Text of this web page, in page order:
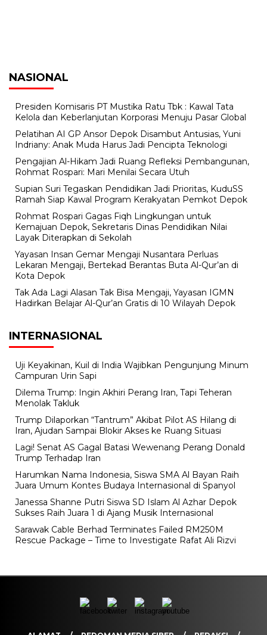
NASIONAL
Presiden Komisaris PT Mustika Ratu Tbk : Kawal Tata
Kelola dan Keberlanjutan Korporasi Menuju Pasar Global
Pelatihan AI GP Ansor Depok Disambut Antusias, Yuni
Indriany: Anak Muda Harus Jadi Pencipta Teknologi
Pengajian Al-Hikam Jadi Ruang Refleksi Pembangunan,
Rohmat Rospari: Mari Menilai Secara Utuh
Supian Suri Tegaskan Pendidikan Jadi Prioritas, KuduSS
Ramah Siap Kawal Program Kerakyatan Pemkot Depok
Rohmat Rospari Gagas Fiqh Lingkungan untuk
Kemajuan Depok, Sekretaris Dinas Pendidikan Nilai
Layak Diterapkan di Sekolah
Yayasan Insan Gemar Mengaji Nusantara Perluas
Lekaran Mengaji, Bertekad Berantas Buta Al-Qur’an di
Kota Depok
Tak Ada Lagi Alasan Tak Bisa Mengaji, Yayasan IGMN
Hadirkan Belajar Al-Qur’an Gratis di 10 Wilayah Depok
INTERNASIONAL
Uji Keyakinan, Kuil di India Wajibkan Pengunjung Minum
Campuran Urin Sapi
Dilema Trump: Ingin Akhiri Perang Iran, Tapi Teheran
Menolak Takluk
Trump Dilaporkan “Tantrum” Akibat Pilot AS Hilang di
Iran, Ajudan Sampai Blokir Akses ke Ruang Situasi
Lagi! Senat AS Gagal Batasi Wewenang Perang Donald
Trump Terhadap Iran
Harumkan Nama Indonesia, Siswa SMA Al Bayan Raih
Juara Umum Kontes Budaya Internasional di Spanyol
Janessa Shanne Putri Siswa SD Islam Al Azhar Depok
Sukses Raih Juara 1 di Ajang Musik Internasional
Sarawak Cable Berhad Terminates Failed RM250M
Rescue Package – Time to Investigate Rafat Ali Rizvi